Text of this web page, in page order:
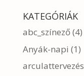
KATEGÓRIÁK
abc_színező(4)
Anyák-napi (1)
arculattervezés